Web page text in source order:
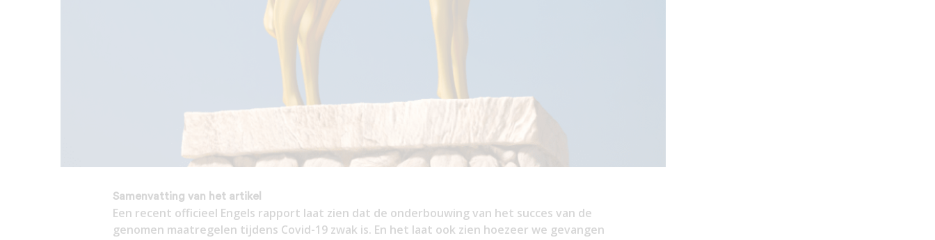
Samenvatting van het artikel
Een recent officieel Engels rapport laat zien dat de onderbouwing van het succes van de
genomen maatregelen tijdens Covid-19 zwak is. En het laat ook zien hoezeer we gevangen